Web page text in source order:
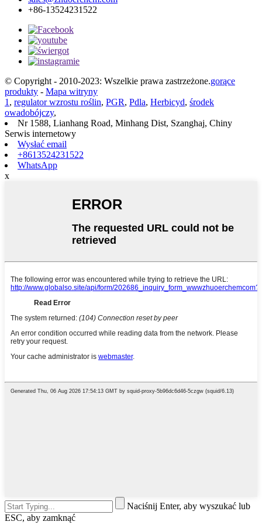
+86-13524231522
© Copyright - 2010-2023: Wszelkie prawa zastrzeżone.gorące
produkty - Mapa witryny
1 , regulator wzrostu roślin, PGR, Pdla, Herbicyd, środek
owadobójczy,
Nr 1588, Lianhang Road, Minhang Dist, Szanghaj, Chiny
Serwis internetowy
Wysłać email
+8613524231522
WhatsApp
x
Naciśnij Enter, aby wyszukać lub
ESC, aby zamknąć